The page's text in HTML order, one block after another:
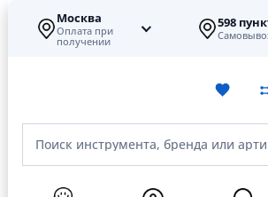
Москва
Оплата при
получении
598
Поиск инструмента, бренда или